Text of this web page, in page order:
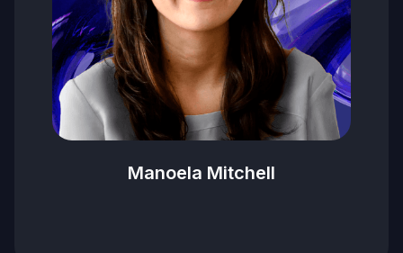
Manoela Mitchell